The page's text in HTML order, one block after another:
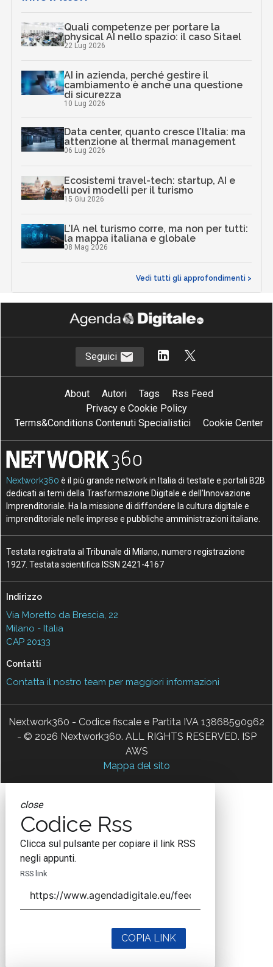
Quali competenze per portare la
physical AI nello spazio: il caso Sitael
22 Lug 2026
AI in azienda, perché gestire il
cambiamento è anche una questione
di sicurezza
10 Lug 2026
Data center, quanto cresce l’Italia: ma
attenzione al thermal management
06 Lug 2026
Ecosistemi travel-tech: startup, AI e
nuovi modelli per il turismo
15 Giu 2026
L’IA nel turismo corre, ma non per tutti:
la mappa italiana e globale
08 Mag 2026
Vedi tutti gli approfondimenti >
Seguici
About Autori Tags
Rss Feed
Privacy e Cookie Policy
Terms&Conditions Contenuti Specialistici
Cookie Center
Nextwork360 è il più grande network in Italia di testate e portali B2B
dedicati ai temi della Trasformazione Digitale e dell’Innovazione
Imprenditoriale. Ha la missione di diffondere la cultura digitale e
imprenditoriale nelle imprese e pubbliche amministrazioni italiane.
Testata registrata al Tribunale di Milano, numero registrazione
1927. Testata scientifica ISSN 2421-4167
Indirizzo
Via Moretto da Brescia, 22
Milano - Italia
CAP 20133
Contatti
Contatta il nostro team per maggiori informazioni
Nextwork360 - Codice fiscale e Partita IVA 13868590962
- © 2026 Nextwork360. ALL RIGHTS RESERVED. ISP
AWS
Mappa del sito
close
Codice Rss
Clicca sul pulsante per copiare il link RSS
negli appunti.
RSS link
COPIA LINK